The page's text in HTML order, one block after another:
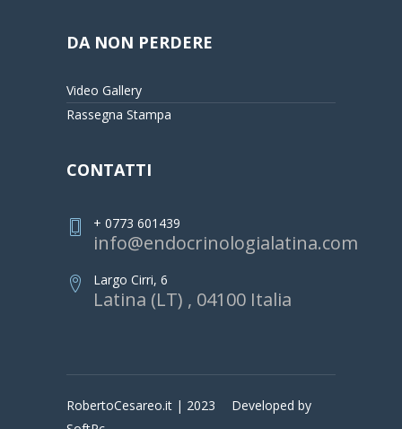
DA NON PERDERE
Video Gallery
Rassegna Stampa
CONTATTI
+ 0773 601439
info@endocrinologialatina.com
Largo Cirri, 6
Latina (LT) , 04100 Italia
RobertoCesareo.it | 2023
Developed by